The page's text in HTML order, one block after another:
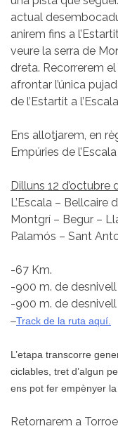
actual
anirem fins a
veure la serra de
dreta. Recorrerem
afrontar l’única
de l’Estartit a
Ens allotjarem, en
Empúries de l’Escala
Dilluns 12 d’octubre
L’Escala – Bellcaire
Montgrí – Begur –
Palamós – Sant
-67 Km.
-900 m. de
-900 m. de
–Track de la ruta aquí.
L’etapa transcorre
ciclables, tret d’algun
ens pot fer empènyer
Retornarem a